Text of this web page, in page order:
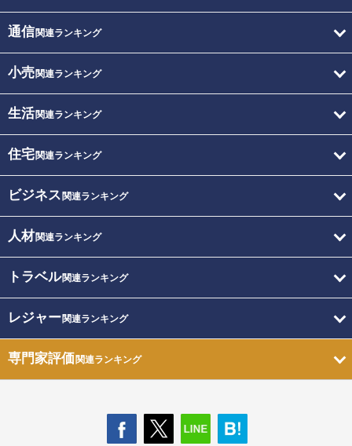
通信関連ランキング
小売関連ランキング
生活関連ランキング
住宅関連ランキング
ビジネス 関連ランキング
人材関連ランキング
トラベル関連ランキング
レジャー関連ランキング
専門家評価関連ランキング